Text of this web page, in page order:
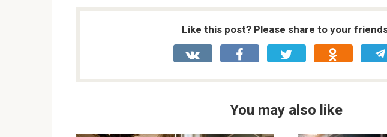
Like this post? Please share to your
You may also like